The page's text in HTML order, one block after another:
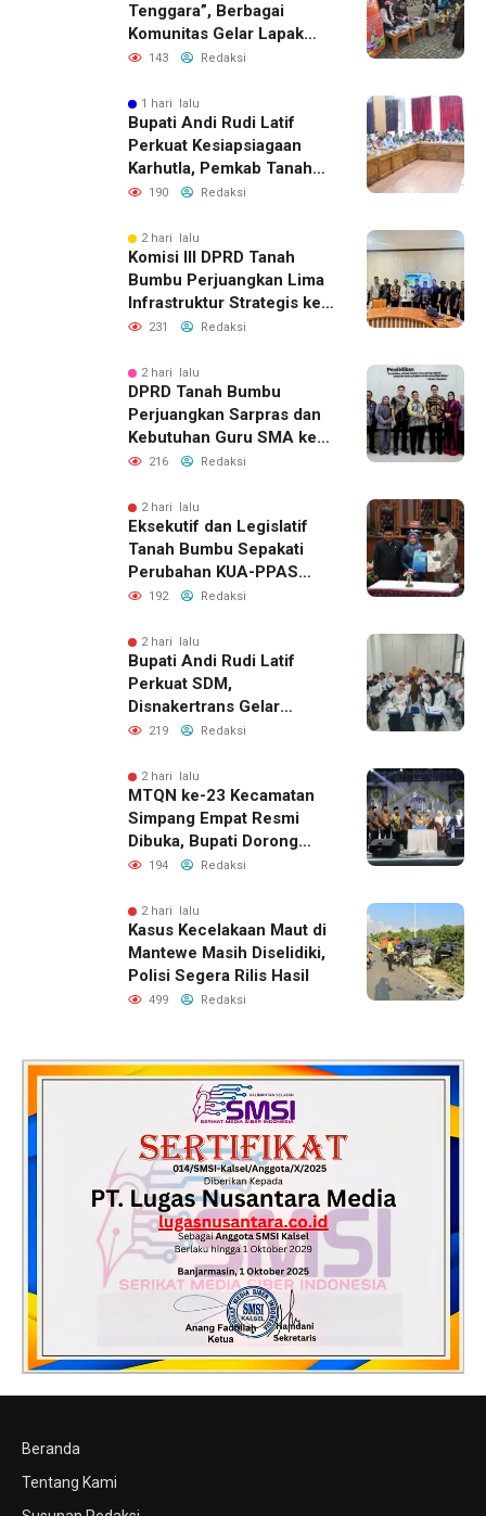
Tenggara”, Berbagai
Komunitas Gelar Lapak
Baca di Bandara Bersujud
143 Redaksi
1 hari lalu
Bupati Andi Rudi Latif
Perkuat Kesiapsiagaan
Karhutla, Pemkab Tanah
Bumbu Aktifkan Posko
190 Redaksi
2 hari lalu
Komisi III DPRD Tanah
Bumbu Perjuangkan Lima
Infrastruktur Strategis ke
BPJN XI Banjarmasin
231 Redaksi
2 hari lalu
DPRD Tanah Bumbu
Perjuangkan Sarpras dan
Kebutuhan Guru SMA ke
Pemprov Kalsel
216 Redaksi
2 hari lalu
Eksekutif dan Legislatif
Tanah Bumbu Sepakati
Perubahan KUA-PPAS
2026, Perkuat Sinergi
192 Redaksi
2 hari lalu
Bupati Andi Rudi Latif
Perkuat SDM,
Disnakertrans Gelar
Pelatihan Desain Grafis
219 Redaksi
2 hari lalu
MTQN ke-23 Kecamatan
Simpang Empat Resmi
Dibuka, Bupati Dorong
Lahirnya Generasi Qur’ani
194 Redaksi
2 hari lalu
Kasus Kecelakaan Maut di
Mantewe Masih Diselidiki,
Polisi Segera Rilis Hasil
499 Redaksi
Beranda
Tentang Kami